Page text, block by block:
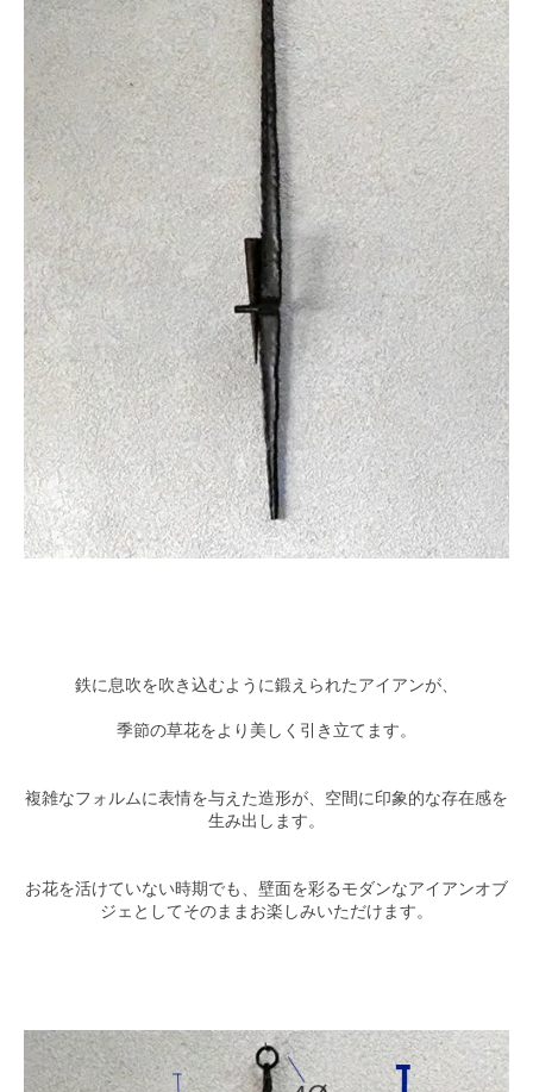
鉄に息吹を吹き込むように鍛えられたアイアンが、
季節の草花をより美しく引き立てます。
複雑なフォルムに表情を与えた造形が、空間に印象的な存在感を
生み出します。
お花を活けていない時期でも、壁面を彩るモダンなアイアンオブ
ジェとしてそのままお楽しみいただけます。